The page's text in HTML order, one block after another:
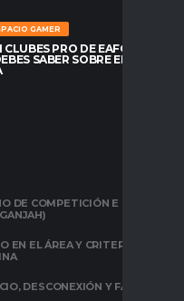
GAMER
PRO DE EAFC26:
SABER SOBRE EL
DE COMPETICIÓN E
EL ÁREA Y CRITERIO DE
DESCONEXIÓN Y FALTA DE